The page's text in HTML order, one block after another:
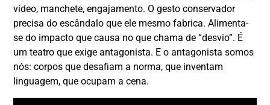
vídeo, manchete, engajamento. O gesto conservador
precisa do escândalo que ele mesmo fabrica. Alimenta-
se do impacto que causa no que chama de “desvio”. É
um teatro que exige antagonista. E o antagonista somos
nós: corpos que desafiam a norma, que inventam
linguagem, que ocupam a cena.